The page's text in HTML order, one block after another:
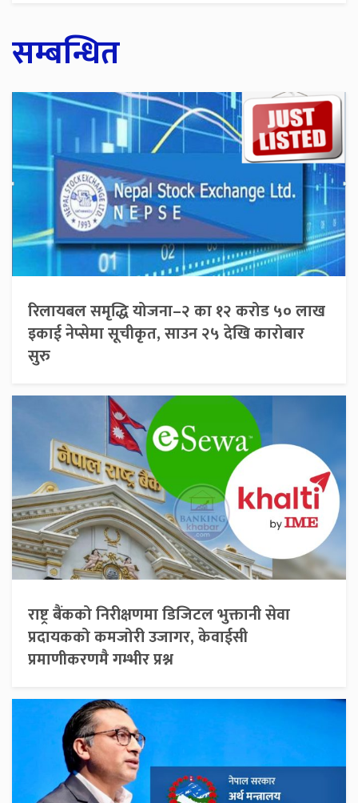
सम्बन्धित
रिलायबल समृद्धि योजना–२ का १२ करोड ५० लाख
इकाई नेप्सेमा सूचीकृत, साउन २५ देखि कारोबार
सुरु
राष्ट्र बैंकको निरीक्षणमा डिजिटल भुक्तानी सेवा
प्रदायकको कमजोरी उजागर, केवाईसी
प्रमाणीकरणमै गम्भीर प्रश्न